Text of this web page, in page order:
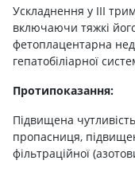
Ускладнення у III
включаючи тяжкі
фетоплацентарна
гепатобіліарної
Протипоказання:
Підвищена
пропасниця,
фільтраційної